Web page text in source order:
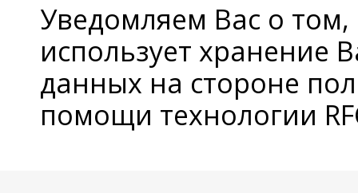
Уведомляем Вас о
использует хранение
данных на стороне
помощи технологии